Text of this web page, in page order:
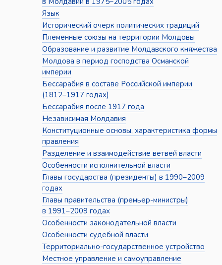
Язык
Исторический очерк политических традиций
Племенные союзы на территории Молдовы
Образование и развитие Молдавского княжества
Молдова в период господства Османской
империи
Бессарабия в составе Российской империи
(1812–1917 годах)
Бессарабия после 1917 года
Независимая Молдавия
Конституционные основы, характеристика формы
правления
Разделение и взаимодействие ветвей власти
Особенности исполнительной власти
Главы государства (президенты) в 1990–2009
годах
Главы правительства (премьер-министры)
в 1991–2009 годах
Особенности законодательной власти
Особенности судебной власти
Территориально-государственное устройство
Местное управление и самоуправление